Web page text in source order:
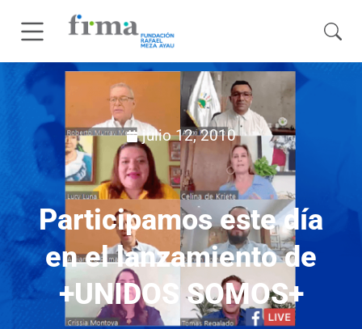
julio 12, 2010
Participamos este día
en el lanzamiento de
+UNIDOS SOMOS+